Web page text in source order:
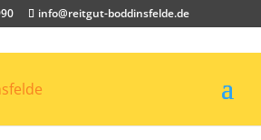
info@reitgut-boddinsfelde.de